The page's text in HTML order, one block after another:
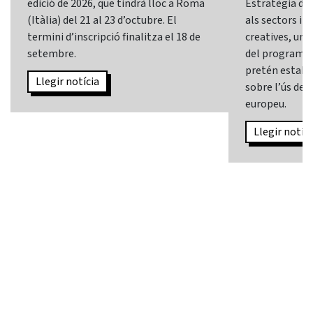
edició de 2026, que tindrà lloc a Roma
(Itàlia) del 21 al 23 d’octubre. El
termini d’inscripció finalitza el 18 de
setembre.
Llegir notícia
Estratègia
als sectors i
creatives,
del programa
pretén
sobre l’ús de
europeu.
Llegir